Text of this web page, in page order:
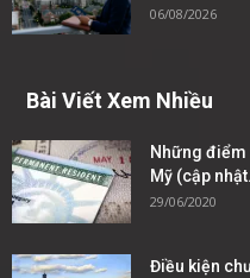
06/08/2026
Bài Viết Xem Nhiều
Những
Mỹ (cập
29/06/2020
Điều kiện